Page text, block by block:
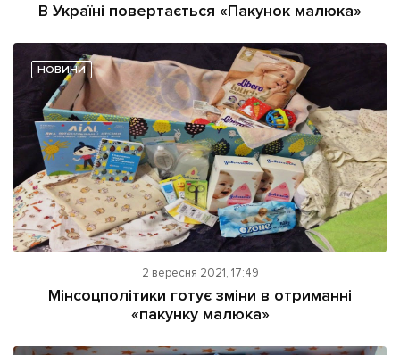
В Україні повертається «Пакунок малюка»
НОВИНИ
2 вересня 2021, 17:49
Мінсоцполітики готує зміни в отриманні
«пакунку малюка»